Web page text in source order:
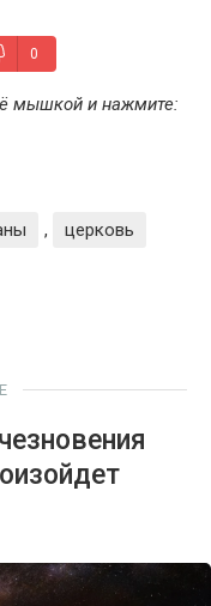
0
мышкой и нажмите:
, церковь